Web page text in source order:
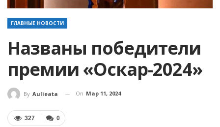
ГЛАВНЫЕ НОВОСТИ
Названы победители
премии «Оскар-2024»
By Aulieata On Мар 11, 2024
0
327